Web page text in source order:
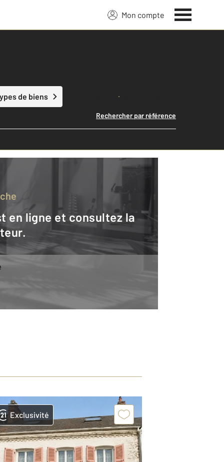
Mon compte
de biens Lancer ma recherche
Rechercher par référence
Exclusivité